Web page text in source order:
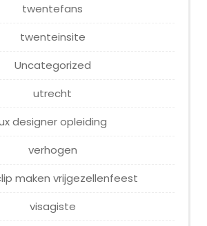
twentefans
twenteinsite
Uncategorized
utrecht
designer opleiding
verhogen
maken vrijgezellenfeest
visagiste